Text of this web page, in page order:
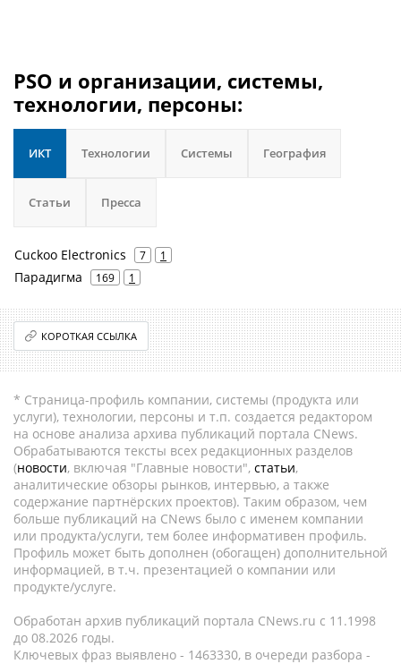
PSO и организации, системы,
технологии, персоны:
ИКТ Технологии Системы География
Статьи Пресса
Cuckoo Electronics 7 1
Парадигма 169 1
КОРОТКАЯ ССЫЛКА
* Страница-профиль компании, системы (продукта или
услуги), технологии, персоны и т.п. создается редактором
на основе анализа архива публикаций портала CNews.
Обрабатываются тексты всех редакционных разделов
(новости, включая "Главные новости", статьи,
аналитические обзоры рынков, интервью, а также
содержание партнёрских проектов). Таким образом, чем
больше публикаций на CNews было с именем компании
или продукта/услуги, тем более информативен профиль.
Профиль может быть дополнен (обогащен) дополнительной
информацией, в т.ч. презентацией о компании или
продукте/услуге.
Обработан архив публикаций портала CNews.ru c 11.1998
до 08.2026 годы.
Ключевых фраз выявлено - 1463330, в очереди разбора -